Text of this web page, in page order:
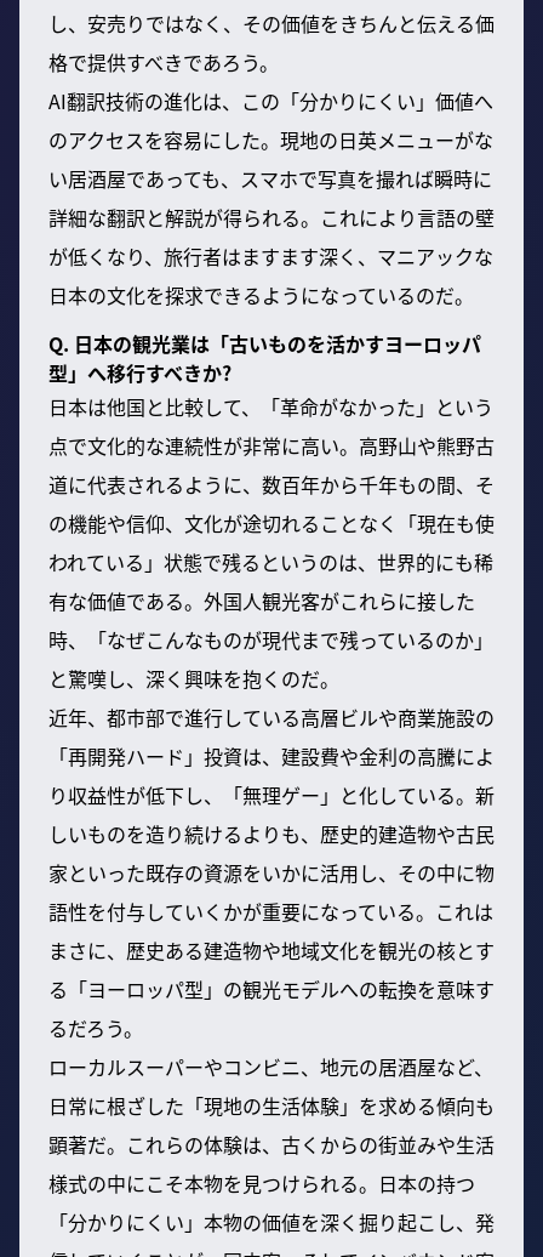
し、安売りではなく、その価値をきちんと伝える価
格で提供すべきであろう。
AI翻訳技術の進化は、この「分かりにくい」価値へ
のアクセスを容易にした。現地の日英メニューがな
い居酒屋であっても、スマホで写真を撮れば瞬時に
詳細な翻訳と解説が得られる。これにより言語の壁
が低くなり、旅行者はますます深く、マニアックな
日本の文化を探求できるようになっているのだ。
Q. 日本の観光業は「古いものを活かすヨーロッパ
型」へ移行すべきか?
日本は他国と比較して、「革命がなかった」という
点で文化的な連続性が非常に高い。高野山や熊野古
道に代表されるように、数百年から千年もの間、そ
の機能や信仰、文化が途切れることなく「現在も使
われている」状態で残るというのは、世界的にも稀
有な価値である。外国人観光客がこれらに接した
時、「なぜこんなものが現代まで残っているのか」
と驚嘆し、深く興味を抱くのだ。
近年、都市部で進行している高層ビルや商業施設の
「再開発ハード」投資は、建設費や金利の高騰によ
り収益性が低下し、「無理ゲー」と化している。新
しいものを造り続けるよりも、歴史的建造物や古民
家といった既存の資源をいかに活用し、その中に物
語性を付与していくかが重要になっている。これは
まさに、歴史ある建造物や地域文化を観光の核とす
る「ヨーロッパ型」の観光モデルへの転換を意味す
るだろう。
ローカルスーパーやコンビニ、地元の居酒屋など、
日常に根ざした「現地の生活体験」を求める傾向も
顕著だ。これらの体験は、古くからの街並みや生活
様式の中にこそ本物を見つけられる。日本の持つ
「分かりにくい」本物の価値を深く掘り起こし、発